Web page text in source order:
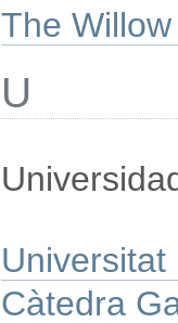
The
U
Càtedra